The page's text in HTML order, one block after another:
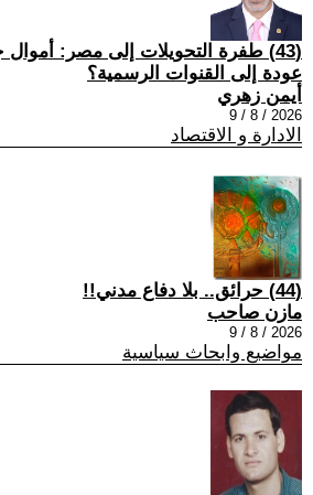
(43) طفرة التحويلات إلى مصر: أموال
عودة إلى القنوات الرسمية؟
أيمن زهري
2026 / 8 / 9
الادارة و الاقتصاد
(44) حرائق.. بلا دفاع مدني!!
مازن صاحب
2026 / 8 / 9
مواضيع وابحاث سياسية